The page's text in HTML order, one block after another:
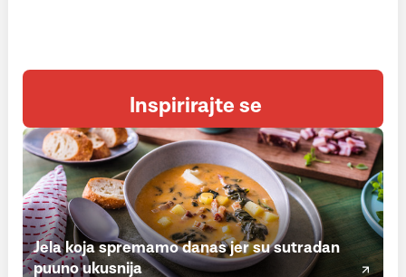
Inspirirajte se
Jela koja spremamo danas jer su sutradan
puuno ukusnija